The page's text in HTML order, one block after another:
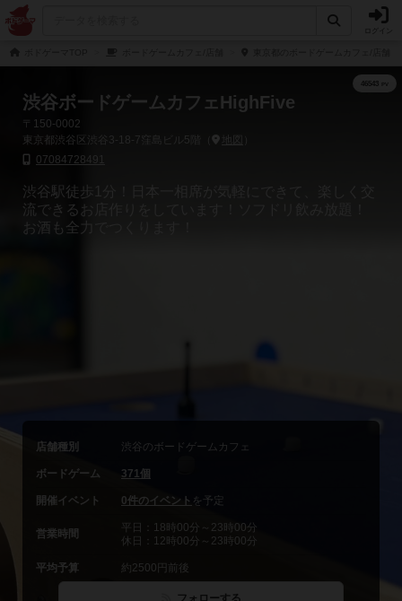
渋谷ボードゲームカフェHighFive
〒150-0002
東京都渋谷区渋谷3-18-7窪島ビル5階（
地図
07084728491
渋谷駅徒歩1分！日本一相席が気軽にできて、楽しく交
流できるお店作りをしています！ソフドリ飲み放題！
お酒も全力でつくります！
店舗種別 渋谷のボードゲームカフェ
ボードゲーム 371個
開催イベント 0件のイベント を予定
営業時間
平日：18時00分～23時00分
休日：12時00分～23時00分
平均予算 約2500円前後
フォローする